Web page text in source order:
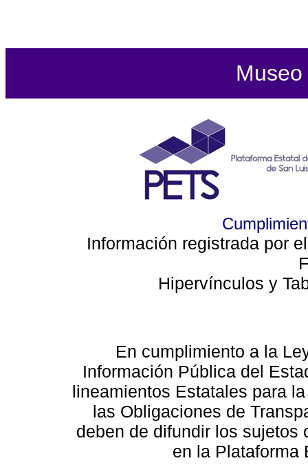
Información registrada por
Hipervínculos y
En cumplimiento a la
Información Pública del
lineamientos Estatales para
las Obligaciones de
deben de difundir los sujetos
en la Plataforma